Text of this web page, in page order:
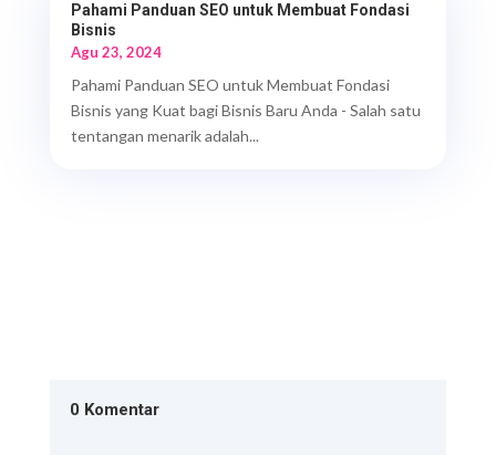
Pahami Panduan SEO untuk Membuat Fondasi
Bisnis
Agu 23, 2024
Pahami Panduan SEO untuk Membuat Fondasi
Bisnis yang Kuat bagi Bisnis Baru Anda - Salah satu
tentangan menarik adalah...
0 Komentar